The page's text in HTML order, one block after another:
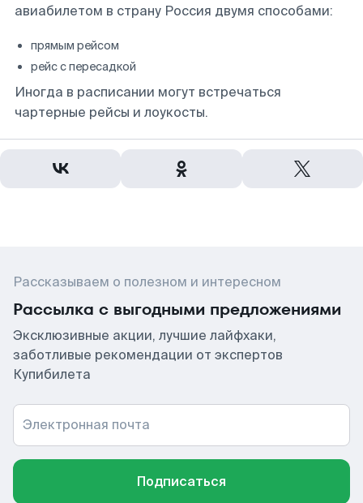
авиабилетом в страну Россия двумя способами:
прямым рейсом
рейс с пересадкой
Иногда в расписании могут встречаться
чартерные рейсы и лоукосты.
Рассказываем о полезном и интересном
Рассылка с выгодными предложениями
Эксклюзивные акции, лучшие лайфхаки,
заботливые рекомендации от экспертов
Купибилета
Электронная почта
Подписаться